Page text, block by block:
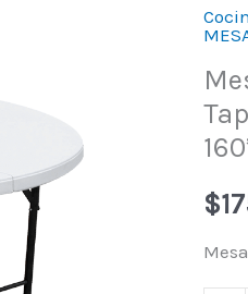
$
160
cm,
con
Tapa
Lisa.
Patas
de